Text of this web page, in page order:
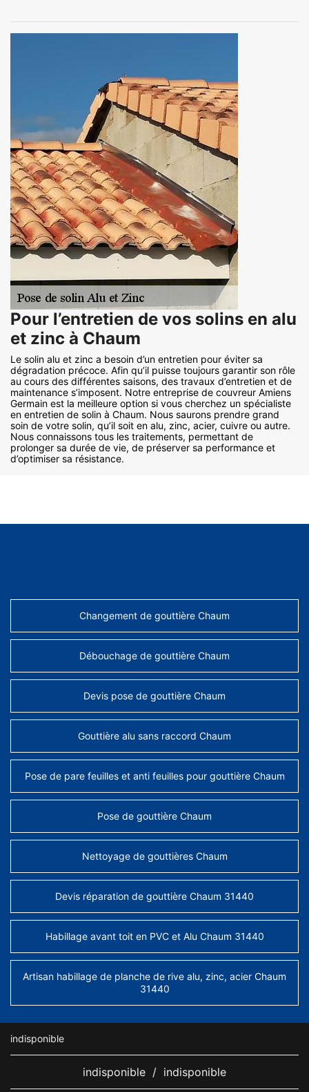
Pour l’entretien de vos solins en alu
et zinc à Chaum
Le solin alu et zinc a besoin d’un entretien pour éviter sa
dégradation précoce. Afin qu’il puisse toujours garantir son rôle
au cours des différentes saisons, des travaux d’entretien et de
maintenance s’imposent. Notre entreprise de couvreur Amiens
Germain est la meilleure option si vous cherchez un spécialiste
en entretien de solin à Chaum. Nous saurons prendre grand
soin de votre solin, qu’il soit en alu, zinc, acier, cuivre ou autre.
Nous connaissons tous les traitements, permettant de
prolonger sa durée de vie, de préserver sa performance et
d’optimiser sa résistance.
Changement de gouttière Chaum
Débouchage de gouttière Chaum
Devis pose de gouttière Chaum
Gouttière alu sans raccord Chaum
Pose de pare feuilles et anti feuilles pour gouttière Chaum
Pose de gouttière Chaum
Nettoyage de gouttières Chaum
Devis réparation de gouttière Chaum 31440
Habillage avant toit en PVC et Alu Chaum 31440
Artisan habillage de planche de rive alu, zinc, acier Chaum
31440
indisponible
indisponible / indisponible